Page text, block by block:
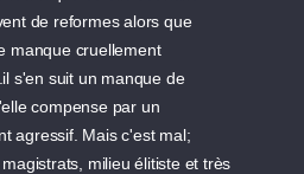
de reformes alors que
manque cruellement
s'en suit un manque de
compense par un
agressif. Mais c'est mal;
milieu élitiste et très